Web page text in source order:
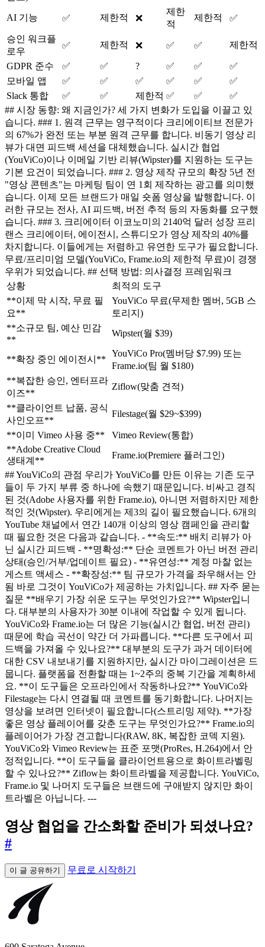
AI 기능 ✅ 제한적 ❌
제한
적
제한적 ✅
승인 워크플
로우
✅ 제한적 ❌ ✅ ✅ 제한적
GDPR 준수 ✅ ✅ ? ✅ ✅
✅
모바일 앱
✅ ✅ ✅ ✅ ✅
✅
Slack 통합
✅ ✅ 제한적 ✅ ✅
✅
## 시장 동향: 왜 지금인가? 세 가지 변화가 도입을 이끌고 있
습니다. ### 1. 원격 근무는 영구적이다 크리에이티브 전문가
의 67%가 완전 또는 부분 원격 근무를 합니다. 비동기 영상 리
뷰가 대면 피드백 세션을 대체했습니다. 실시간 협업
(YouViCo)이나 이메일 기반 리뷰(Wipster)를 지원하는 도구는
기본 요건이 되었습니다. ### 2. 영상 제작 규모의 확장 5년 전
"영상 콘텐츠"는 마케팅 팀이 연 1회 제작하는 광고를 의미했
습니다. 이제 모든 브랜드가 매일 숏폼 영상을 발행합니다. 이
러한 규모는 전사, AI 피드백, 버전 추적 등의 자동화를 요구했
습니다. ### 3. 크리에이터 이코노미의 2140억 달러 성장 프리
랜스 크리에이터, 에이전시, 스튜디오가 영상 제작의 40%를
차지합니다. 이들에게는 저렴하고 유연한 도구가 필요합니다.
무료/프리미엄 모델(YouViCo, Frame.io의 제한적 무료)이 경쟁
우위가 되었습니다. ## 선택 방법: 의사결정 프레임워크
상황
최적의 도구
**이제 막 시작, 무료 필
요**
YouViCo 무료(무제한 멤버, 5GB 스
토리지)
**소규모 팀, 예산 민감
**
Wipster(월 $39)
**확장 중인 에이전시**
YouViCo Pro(멤버당 $7.99) 또는
Frame.io(팀 월 $180)
**복잡한 승인, 엔터프라
이즈**
Ziflow(맞춤 견적)
**클라이언트 납품, 공식
사인오프**
Filestage(월 $29~$399)
**이미 Vimeo 사용 중**
Vimeo Review(통합)
**Adobe Creative Cloud
생태계**
Frame.io(Premiere 플러그인)
## YouViCo의 관점 우리가 YouViCo를 만든 이유는 기존 도구
들이 두 가지 부류 중 하나에 속했기 때문입니다. 비싸고 경직
된 것(Adobe 사용자를 위한 Frame.io), 아니면 저렴하지만 제한
적인 것(Wipster). 우리에게는 제3의 길이 필요했습니다. 6개의
YouTube 채널에서 연간 140개 이상의 영상 캠페인을 관리할
때 필요한 것은 다음과 같습니다. - **속도:** 배치 리뷰가 아
닌 실시간 피드백 - **명확성:** 단순 코멘트가 아닌 버전 관리
상태(승인/거부/업데이트 필요) - **유연성:** 계정 마찰 없는
게스트 액세스 - **확장성:** 팀 규모가 가격을 좌우해서는 안
됨 바로 그것이 YouViCo가 제공하는 가치입니다. ## 자주 묻는
질문 **배우기 가장 쉬운 도구는 무엇인가요?** Wipster입니
다. 대부분의 사용자가 30분 이내에 작업할 수 있게 됩니다.
YouViCo와 Frame.io는 더 많은 기능(실시간 협업, 버전 관리)
때문에 학습 곡선이 약간 더 가파릅니다. **다른 도구에서 피
드백을 가져올 수 있나요?** 대부분의 도구가 과거 데이터에
대한 CSV 내보내기를 지원하지만, 실시간 마이그레이션은 드
뭅니다. 플랫폼을 전환할 때는 1~2주의 중복 기간을 계획하세
요. **이 도구들은 오프라인에서 작동하나요?** YouViCo와
Filestage는 다시 연결될 때 코멘트를 동기화합니다. 나머지는
영상을 보려면 인터넷이 필요합니다(스트리밍 제약). **가장
좋은 영상 플레이어를 갖춘 도구는 무엇인가요?** Frame.io의
플레이어가 가장 견고합니다(RAW, 8K, 복잡한 코덱 지원).
YouViCo와 Vimeo Review는 표준 포맷(ProRes, H.264)에서 안
정적입니다. **이 도구들을 클라이언트용으로 화이트라벨링
할 수 있나요?** Ziflow는 화이트라벨을 제공합니다. YouViCo,
Frame.io 및 나머지 도구들은 브랜드에 구애받지 않지만 화이
트라벨은 아닙니다. ---
영상 협업을 간소화할 준비가 되셨나요?
#
이 글 공유하기 무료로 시작하기